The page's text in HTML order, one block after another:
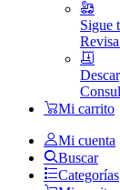
Sigue
Mi carrito
Mi cuenta
Buscar
Categorías